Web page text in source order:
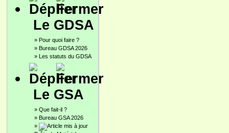
Le GDSA
» Pour quoi faire ?
» Bureau GDSA 2026
» Les statuts du GDSA
Le GSA
» Que fait-il ?
» Bureau GSA 2026
»